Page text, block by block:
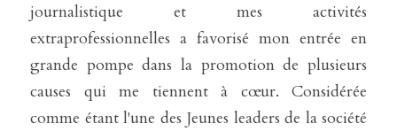
journalistique et mes activités
extraprofessionnelles a favorisé mon entrée en
grande pompe dans la promotion de plusieurs
causes qui me tiennent à cœur. Considérée
comme étant l'une des Jeunes leaders de la société